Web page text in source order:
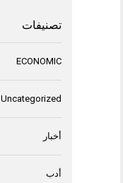
تصنيفات
ECONOMIC
Uncategorized
أخبار
أدب